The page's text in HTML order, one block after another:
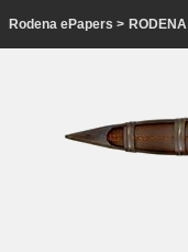
Rodena ePapers >